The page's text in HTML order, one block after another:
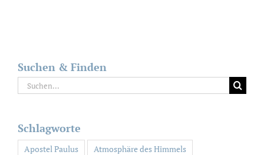
Suchen & Finden
Suche
nach:
Schlagworte
Apostel Paulus
Atmosphäre des Himmels